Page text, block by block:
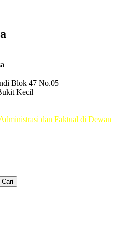
Blok 47 No.05
Kecil
dan Faktual di Dewan